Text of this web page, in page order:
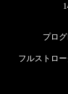
プロ
フルストロ